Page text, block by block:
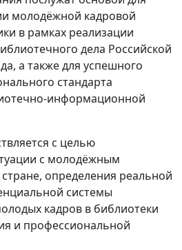
молодёжной кадровой
в рамках реализации
дела Российской
а также для успешного
стандарта
информационной
с целью
с молодёжным
определения реальной
системы
кадров в библиотеки
и профессиональной